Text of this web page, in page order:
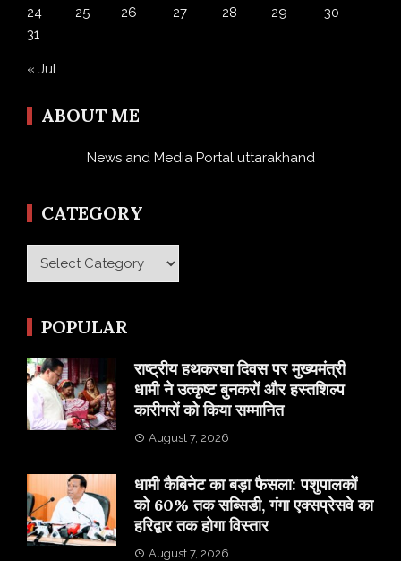
24
25 26 27 28 29
30
31
« Jul
ABOUT ME
News and Media Portal uttarakhand
CATEGORY
Category
POPULAR
राष्ट्रीय हथकरघा दिवस पर मुख्यमंत्री
धामी ने उत्कृष्ट बुनकरों और हस्तशिल्प
कारीगरों को किया सम्मानित
August 7, 2026
​धामी कैबिनेट का बड़ा फैसला: पशुपालकों
को 60% तक सब्सिडी, गंगा एक्सप्रेसवे का
हरिद्वार तक होगा विस्तार
August 7, 2026